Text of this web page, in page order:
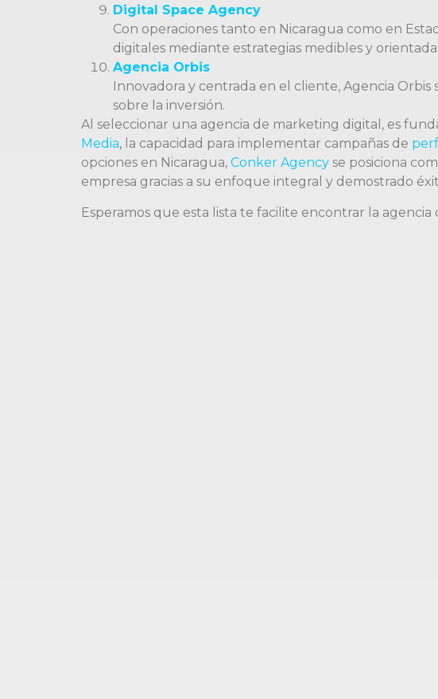
Digital Space Agency
Con operaciones tanto en Nicaragua como en
digitales mediante estrategias medibles y
Agencia Orbis
Innovadora y centrada en el cliente, Agencia
sobre la inversión.
Al seleccionar una agencia de marketing digital, es
Media, la capacidad para implementar campañas de
opciones en Nicaragua, Conker Agency se posiciona
empresa gracias a su enfoque integral y demostrado
Esperamos que esta lista te facilite encontrar la